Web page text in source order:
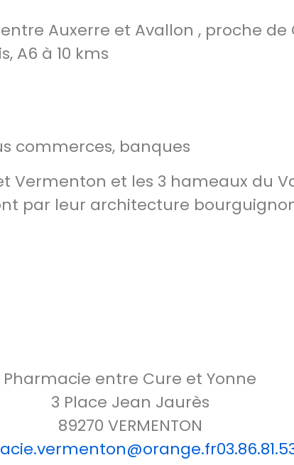
Auxerre et Avallon , proche
A6 à 10 kms
commerces, banques
Vermenton et les 3 hameaux du
par leur architecture
Pharmacie entre Cure et Yonne
3 Place Jean Jaurès
89270 VERMENTON